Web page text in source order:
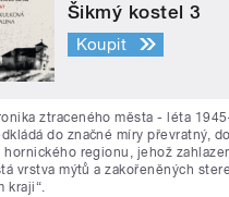
Šikmý kostel 3
Koupit
ztraceného města - léta
do značné míry převratný,
hornického regionu, jehož
vrstva mýtů a zakořeněných
kraji“.